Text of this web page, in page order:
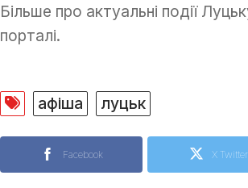
Більше про актуальні події
порталі.
афіша луцьк
Facebook X Twitter